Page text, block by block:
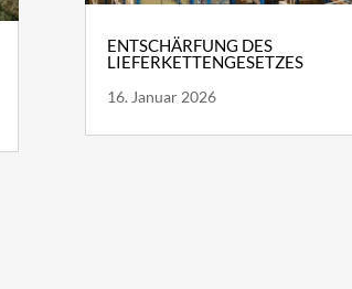
ENTSCHÄRFUNG DES
LIEFERKETTENGESETZES
16. Januar 2026